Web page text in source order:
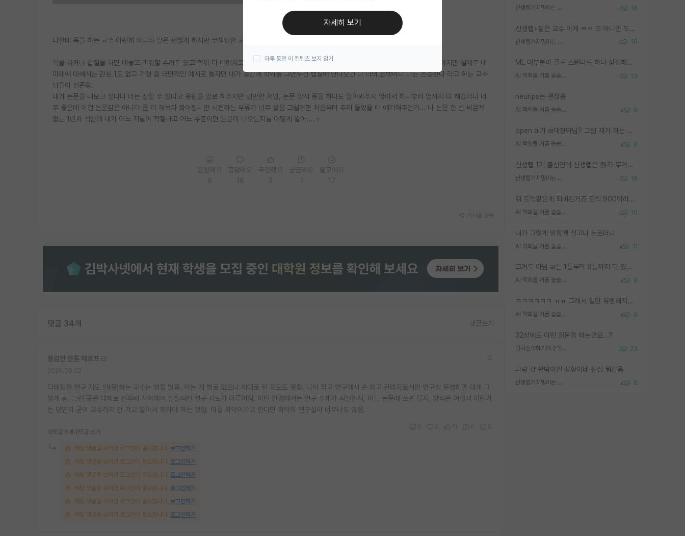
신생랩가지말라는 이유가 있었구나 18
신생랩+젊은 교수 이게 ㄹㅇ 모 아니면 도인듯.
신생랩가지말라는 이유가 있었구나 16
ML 대부분이 골드 스탠다드 하나 상정해놓고 (벤치마크 데이터셋이 여러 개면 여러 개 상정) 그거 얼마나 잘 맞추나 싸움임 가끔 번뜩이는 설계 철학을 보여주는 논문들도 있지만 대부분 그거 성적 얼마나 더 올리느라에 혈안이 되어 있는 측면이 잇음
AI 학회들 거품 슬슬 지적이 나오네요 13
neurips는 괜찮음
AI 학회들 거품 슬슬 지적이 나오네요 9
open ai가 ai대장아님? 그럼 쟤가 하는 말이 다 맞겠네
AI 학회들 거품 슬슬 지적이 나오네요 8
신생랩 1기 출신인데 신생랩은 줠라 무거운 바벨 같은거임. 들면 대박인데 못들면 깔려 죽음. 아무도 알려주지 않는 환경에서 자생해야하지만, 일단 살아남았다면 그 어떤 사람보다 악착같고 생존력 높은 사람으로 거듭날 수 있음
신생랩가지말라는 이유가 있었구나 18
뭐 토익같은게 되버린거죠 토익 900이라고 영어잘하는건 아닙니다만 잘하는사람은 다 900을 넘는 그런
AI 학회들 거품 슬슬 지적이 나오네요 10
내가 그렇게 말할땐 신고나 누르더니
AI 학회들 거품 슬슬 지적이 나오네요 11
그거도 아님 ai는 1등부터 9등까지 다 있음 그거도 없는 사람은 뭐냐 교수가 그냥 못하게 한거 1등급도 교수가 막으면 안됨
AI 학회들 거품 슬슬 지적이 나오네요 8
ㅋㅋㅋㅋㅋㅋ ㅠㅠ 그래서 일단 유명해지는게 중요한거같습니다
AI 학회들 거품 슬슬 지적이 나오네요 8
32살에도 이런 질문을 하는군요...?
박사진학하기에 2억은 괜찮은 (?) 정도의 경제력인가요 23
나랑 걍 판박이인 상황이네 진심 뭐같음
신생랩가지말라는 이유가 있었구나 8
나한테 욕을 하는 교수 이런게 아니라 말은 괜찮게 하지만 무책임한 교수라고 생각함.
욕을 하거나 갑질을 하면 대놓고 미워할 수라도 있고 학위 다 때려치고 어디 언론에라도 찌르면 되는데 말은 나 위하는 척 자긴 착한 사람인척 하지만 실제로 내
미래에 대해서는 관심 1도 없고 가령 좀 극단적인 예시로 들자면 내가 중간에 학위를 그만두건 랩실에 안나오건 다 너의 선택이니 나는 존중한다 라고 하는 교수
님들이 실존함.
내가 논문을 내보고 싶다니 너는 잘할 수 있다고 응원을 말로 해주지만 낼만한 저널, 논문 양식 등을 하나도 알아봐주지 않아서 하나부터 열까지 다 해갔더니 너
무 좋은데 이건 논문감은 아니다 좀 더 해보자 화이팅~ 만 시전하는 부류가 너무 싫음 그럴거면 처음부터 주제 들었을 때 얘기해주던가... 나 논문 한 번 써본적
없는 1년차 석산데 내가 어느 저널이 적절하고 어느 수준이면 논문이 나오는지를 어떻게 알아....ㅜ
댓글 34개 댓글쓰기
용감한 안톤 체호프
디테일한 연구 지도 안(못)하는 교수는 엄청 많음. 아는 게 별로 없으니 제대로 된 지도도 못함. 나이 먹고 연구에서 손 떼고 관리자로서만 연구실 운영하면 대개 그
렇게 됨. 그런 곳은 대체로 선후배 사이에서 실질적인 연구 지도가 이루어짐. 이런 환경에서는 연구 주제가 적절한지, 어느 논문에 쓰면 될지, 양식은 어떨지 이런거
는 당연히 굳이 교수까지 안 가고 알아서 해와야 하는 것임. 이걸 최악이라고 한다면 최악의 연구실이 너무나도 많음.
대댓글 6개 대댓글 쓰기
해당 댓글을 보려면 로그인이 필요합니다. 로그인하기
해당 댓글을 보려면 로그인이 필요합니다. 로그인하기
해당 댓글을 보려면 로그인이 필요합니다. 로그인하기
해당 댓글을 보려면 로그인이 필요합니다. 로그인하기
해당 댓글을 보려면 로그인이 필요합니다. 로그인하기
해당 댓글을 보려면 로그인이 필요합니다. 로그인하기
자세히 보기
하루 동안 이 컨텐츠 보지 않기